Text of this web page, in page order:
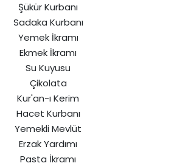
Şükür Kurbanı
Sadaka Kurbanı
Yemek İkramı
Ekmek İkramı
Su Kuyusu
Çikolata
Kur'an-ı Kerim
Hacet Kurbanı
Yemekli Mevlüt
Erzak Yardımı
Pasta İkramı